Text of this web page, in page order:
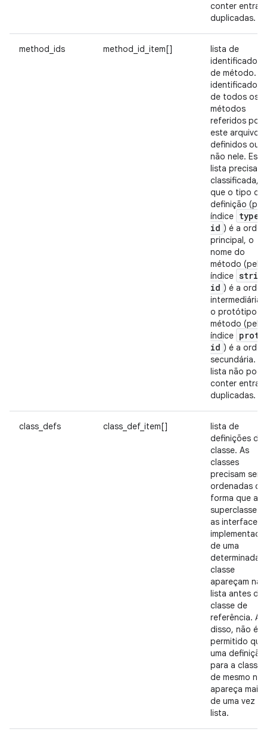
conter
duplicadas.
method_ids method_id_item[]
lista de
de método.
de todos os
métodos
referidos por
este arquivo,
definidos ou
não nele. Essa
lista precisa
classificada,
que o tipo de
definição
índice type
id ) é a
principal, o
nome do
método (pelo
índice
id ) é a
intermediária
o protótipo
método (pelo
índice proto
id ) é a
secundária. A
lista não pode
conter
duplicadas.
class_defs class_def_item[]
lista de
definições de
classe. As
classes
precisam ser
ordenadas de
forma que a
superclasse e
as interfaces
de uma
determinada
classe
apareçam na
lista antes da
classe de
referência.
disso, não é
permitido que
uma definição
para a classe
de mesmo
apareça mais
de uma vez na
lista.